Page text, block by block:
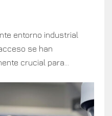
entorno industrial
se han
crucial para...